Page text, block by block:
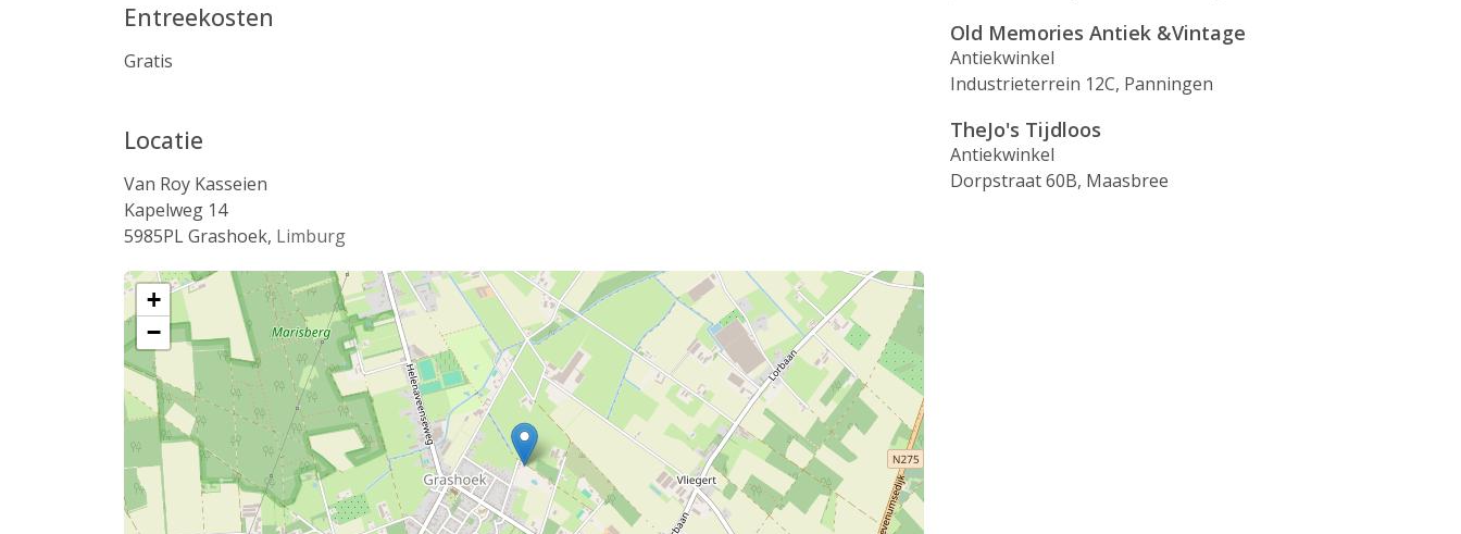
Entreekosten
Gratis
Locatie
Van Roy Kasseien
Kapelweg 14
5985PLGrashoek, Limburg
+
−
Old Memories Antiek &Vintage
Antiekwinkel
Industrieterrein 12C, Panningen
TheJo's Tijdloos
Antiekwinkel
Dorpstraat 60B, Maasbree